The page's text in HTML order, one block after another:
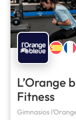
L’Orange
Fitness
Gimnasios